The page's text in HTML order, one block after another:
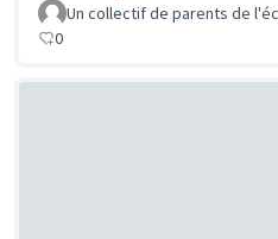
Un collectif de parents de
0